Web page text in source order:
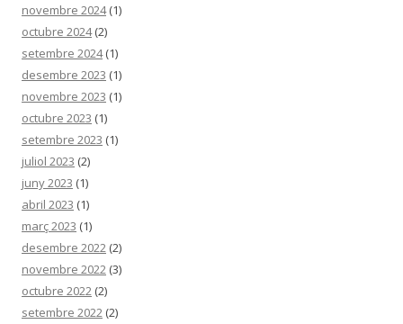
novembre 2024(1)
octubre 2024(2)
setembre 2024(1)
desembre 2023 (1)
novembre 2023 (1)
octubre 2023 (1)
setembre 2023 (1)
juliol 2023 (2)
juny 2023 (1)
abril 2023 (1)
març 2023 (1)
desembre 2022 (2)
novembre 2022 (3)
octubre 2022 (2)
setembre 2022 (2)